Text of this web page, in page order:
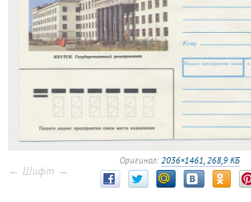
Оригинал: 2036×1461, 268,9 КБ
← Шифт →